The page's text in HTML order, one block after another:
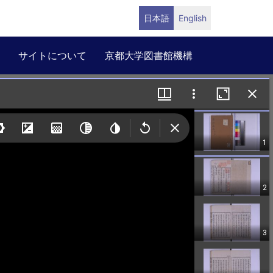
日本語 English
サイトについて 京都大学図書館機構